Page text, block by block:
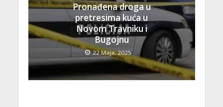
Pronađena droga u
pretresima kuća u
Novom Travniku i
Bugojnu
22 Maja, 2025